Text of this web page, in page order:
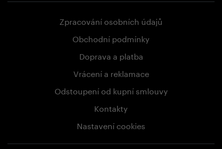
Zpracování osobních údajů
Obchodní podmínky
Doprava a platba
Vrácení a reklamace
Odstoupení od kupní smlouvy
Kontakty
Nastavení cookies